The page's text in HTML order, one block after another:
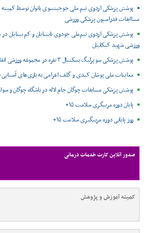
پوشش پزشکی اردوی تیم ملی جوجیتسوی بانوان توسط
مساابقات فدراسیون پزشکی ورزشی
پوشش پزشکی اردوی تیم‌ملی جودوی نابینایان و کم بینایان
ورزشی شهید کبکانیان
پوشش پزشکی سوپرلیگ بسکتبال ۳ نفره در مجموعه ورزشی انقلاب
معاینات ملی پوشان کبدی و گلف اعزامی به بازی‌های آسیایی
پوشش پزشکی مسابقات چوگان جام لاله در باشگاه چوگان و
پایان دوره مربیگری سلامت ۱۵+
روز پایانی دوره مربیگیری سلامت ۱۵+
صدور آنلاین کارت خدمات درمانی
کمیته آموزش و پژوهش